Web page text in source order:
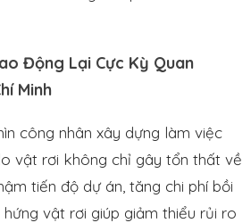
Động Lại Cực Kỳ Quan
Minh
công nhân xây dựng làm việc
vật rơi không chỉ gây tổn thất về
tiến độ dự án, tăng chi phí bồi
vật rơi giúp giảm thiểu rủi ro